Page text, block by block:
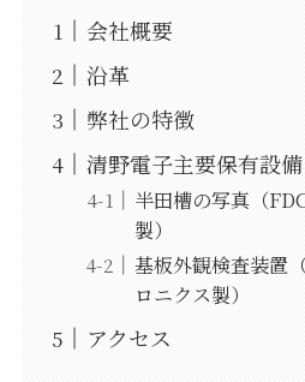
会社概要
沿革
弊社の特徴
清野電子主要保有設備
半田槽の写真（
製）
基板外観検査装置
ロニクス製）
アクセス